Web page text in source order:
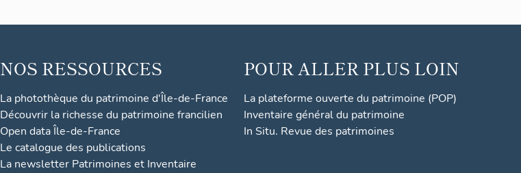
NOS RESSOURCES
La photothèque du patrimoine d'Île-de-France
Découvrir la richesse du patrimoine francilien
Open data Île-de-France
Le catalogue des publications
La newsletter Patrimoines et Inventaire
POUR ALLER PLUS LOIN
La plateforme ouverte du patrimoine (POP)
Inventaire général du patrimoine
In Situ. Revue des patrimoines